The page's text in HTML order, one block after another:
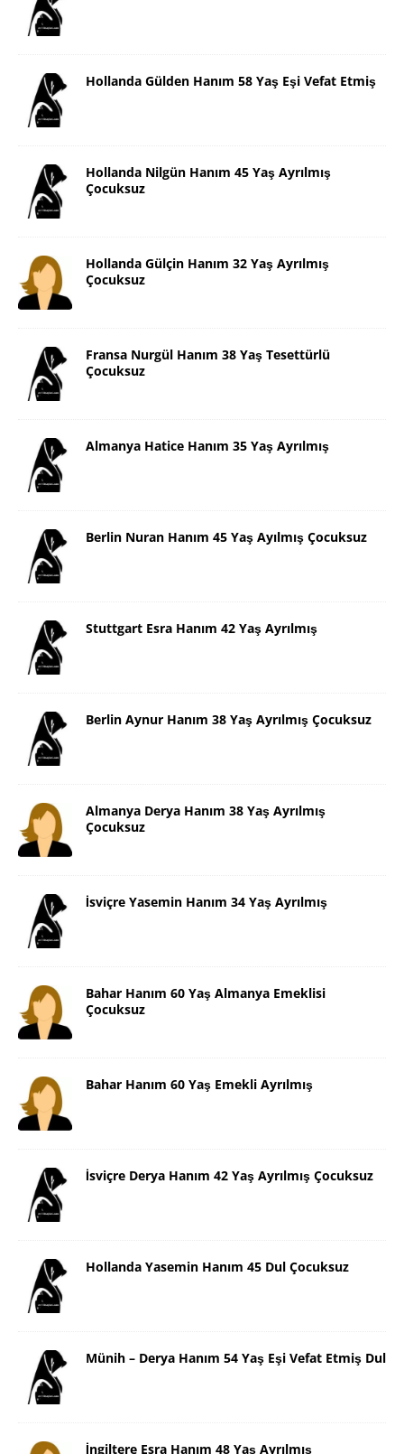
Hollanda Gülden Hanım 58 Yaş Eşi Vefat Etmiş
Hollanda Nilgün Hanım 45 Yaş Ayrılmış
Çocuksuz
Hollanda Gülçin Hanım 32 Yaş Ayrılmış
Çocuksuz
Fransa Nurgül Hanım 38 Yaş Tesettürlü
Çocuksuz
Almanya Hatice Hanım 35 Yaş Ayrılmış
Berlin Nuran Hanım 45 Yaş Ayılmış Çocuksuz
Stuttgart Esra Hanım 42 Yaş Ayrılmış
Berlin Aynur Hanım 38 Yaş Ayrılmış Çocuksuz
Almanya Derya Hanım 38 Yaş Ayrılmış
Çocuksuz
İsviçre Yasemin Hanım 34 Yaş Ayrılmış
Bahar Hanım 60 Yaş Almanya Emeklisi
Çocuksuz
Bahar Hanım 60 Yaş Emekli Ayrılmış
İsviçre Derya Hanım 42 Yaş Ayrılmış Çocuksuz
Hollanda Yasemin Hanım 45 Dul Çocuksuz
Münih – Derya Hanım 54 Yaş Eşi Vefat Etmiş Dul
İngiltere Esra Hanım 48 Yaş Ayrılmış